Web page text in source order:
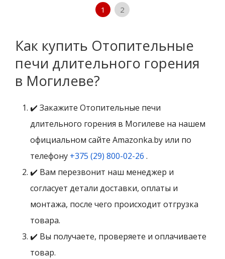
1 2
Как купить Отопительные
печи длительного горения
в Могилеве?
✔️ Закажите Отопительные печи
длительного горения в Могилеве на нашем
официальном сайте Amazonka.by или по
телефону +375 (29) 800-02-26 .
✔️ Вам перезвонит наш менеджер и
согласует детали доставки, оплаты и
монтажа, после чего происходит отгрузка
товара.
✔️ Вы получаете, проверяете и оплачиваете
товар.